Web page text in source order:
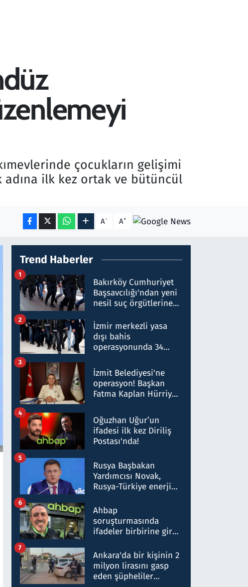
çocukların gelişimi
ilk kez ortak ve bütüncül
A- A+
Trend Haberler
Bakırköy Cumhuriyet
Başsavcılığı'ndan yeni
nesil suç örgütlerine
hakkında gözaltı kararı
1
İzmir merkezli yasa
dışı bahis
operasyonunda 34
Milyar liralık para
trafiği tespit edildi
2
İzmit Belediyesi'ne
operasyon! Başkan
Fatma Kaplan Hürriyet
3
Oğuzhan Uğur’un
ifadesi ilk kez Diriliş
Postası'nda!
4
Rusya Başbakan
Yardımcısı Novak,
Rusya-Türkiye enerji
nitelikte olduğunu
belirtti
5
Ahbap
soruşturmasında
ifadeler birbirine girdi:
ifadelerinden ortaya
çıkan tablo şok etti
6
Ankara'da bir kişinin 2
milyon lirasını gasp
eden şüpheliler
7